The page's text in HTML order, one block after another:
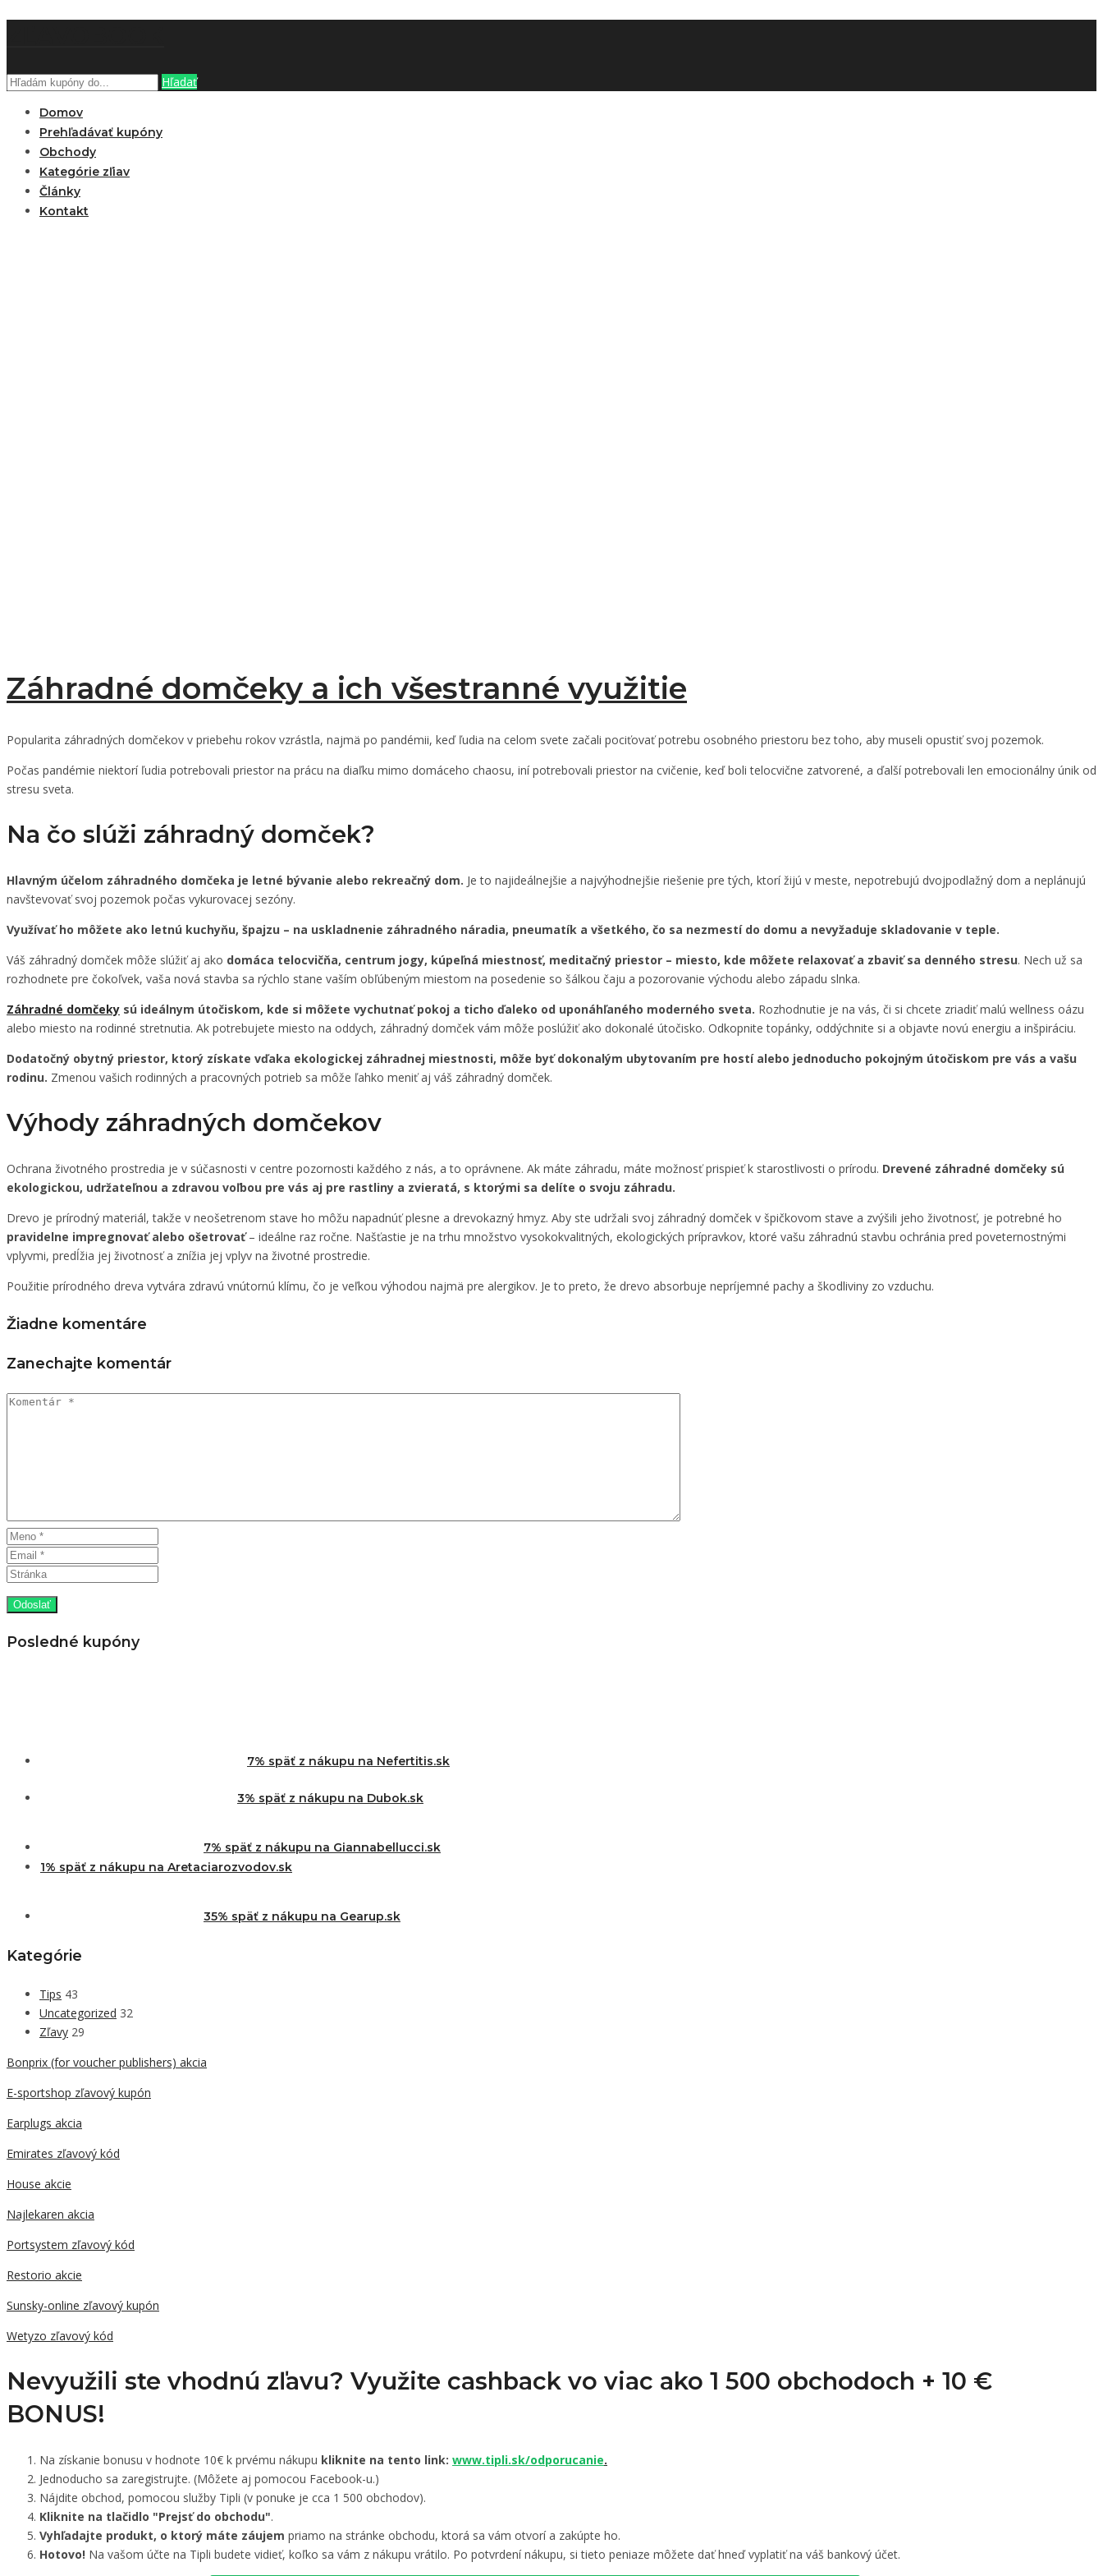
Hľadať
Domov
Prehľadávať kupóny
Obchody
Kategórie zľiav
Články
Kontakt
Záhradné domčeky a ich všestranné využitie
Popularita záhradných domčekov v priebehu rokov vzrástla, najmä po pandémii, keď ľudia na celom svete začali pociťovať potrebu osobného priestoru bez toho, aby museli opustiť svoj pozemok.
Počas pandémie niektorí ľudia potrebovali priestor na prácu na diaľku mimo domáceho chaosu, iní potrebovali priestor na cvičenie, keď boli telocvične zatvorené, a ďalší potrebovali len emocionálny únik od
stresu sveta.
Na čo slúži záhradný domček?
Hlavným účelom záhradného domčeka je letné bývanie alebo rekreačný dom. Je to najideálnejšie a najvýhodnejšie riešenie pre tých, ktorí žijú v meste, nepotrebujú dvojpodlažný dom a neplánujú
navštevovať svoj pozemok počas vykurovacej sezóny.
Využívať ho môžete ako letnú kuchyňu, špajzu – na uskladnenie záhradného náradia, pneumatík a všetkého, čo sa nezmestí do domu a nevyžaduje skladovanie v teple.
Váš záhradný domček môže slúžiť aj ako domáca telocvičňa, centrum jogy, kúpeľná miestnosť, meditačný priestor – miesto, kde môžete relaxovať a zbaviť sa denného stresu. Nech už sa
rozhodnete pre čokoľvek, vaša nová stavba sa rýchlo stane vaším obľúbeným miestom na posedenie so šálkou čaju a pozorovanie východu alebo západu slnka.
Záhradné domčeky sú ideálnym útočiskom, kde si môžete vychutnať pokoj a ticho ďaleko od uponáhľaného moderného sveta. Rozhodnutie je na vás, či si chcete zriadiť malú wellness oázu
alebo miesto na rodinné stretnutia. Ak potrebujete miesto na oddych, záhradný domček vám môže poslúžiť ako dokonalé útočisko. Odkopnite topánky, oddýchnite si a objavte novú energiu a inšpiráciu.
Dodatočný obytný priestor, ktorý získate vďaka ekologickej záhradnej miestnosti, môže byť dokonalým ubytovaním pre hostí alebo jednoducho pokojným útočiskom pre vás a vašu
rodinu. Zmenou vašich rodinných a pracovných potrieb sa môže ľahko meniť aj váš záhradný domček.
Výhody záhradných domčekov
Ochrana životného prostredia je v súčasnosti v centre pozornosti každého z nás, a to oprávnene. Ak máte záhradu, máte možnosť prispieť k starostlivosti o prírodu. Drevené záhradné domčeky sú
ekologickou, udržateľnou a zdravou voľbou pre vás aj pre rastliny a zvieratá, s ktorými sa delíte o svoju záhradu.
Drevo je prírodný materiál, takže v neošetrenom stave ho môžu napadnúť plesne a drevokazný hmyz. Aby ste udržali svoj záhradný domček v špičkovom stave a zvýšili jeho životnosť, je potrebné ho
pravidelne impregnovať alebo ošetrovať– ideálne raz ročne. Našťastie je na trhu množstvo vysokokvalitných, ekologických prípravkov, ktoré vašu záhradnú stavbu ochránia pred poveternostnými
vplyvmi, predĺžia jej životnosť a znížia jej vplyv na životné prostredie.
Použitie prírodného dreva vytvára zdravú vnútornú klímu, čo je veľkou výhodou najmä pre alergikov. Je to preto, že drevo absorbuje nepríjemné pachy a škodliviny zo vzduchu.
Žiadne komentáre
Zanechajte komentár
Posledné kupóny
7% späť z nákupu na Nefertitis.sk
3% späť z nákupu na Dubok.sk
7% späť z nákupu na Giannabellucci.sk
1% späť z nákupu na Aretaciarozvodov.sk
35% späť z nákupu na Gearup.sk
Kategórie
Tips 43
Uncategorized 32
Zľavy 29
Bonprix (for voucher publishers) akcia
E-sportshop zľavový kupón
Earplugs akcia
Emirates zľavový kód
House akcie
Najlekaren akcia
Portsystem zľavový kód
Restorio akcie
Sunsky-online zľavový kupón
Wetyzo zľavový kód
Nevyužili ste vhodnú zľavu? Využite cashback vo viac ako 1 500 obchodoch + 10 €
BONUS!
Na získanie bonusu v hodnote 10€ k prvému nákupu kliknite na tento link: www.tipli.sk/odporucanie.
Jednoducho sa zaregistrujte. (Môžete aj pomocou Facebook-u.)
Nájdite obchod, pomocou služby Tipli (v ponuke je cca 1 500 obchodov).
Kliknite na tlačidlo "Prejsť do obchodu".
Vyhľadajte produkt, o ktorý máte záujem priamo na stránke obchodu, ktorá sa vám otvorí a zakúpte ho.
Hotovo! Na vašom účte na Tipli budete vidieť, koľko sa vám z nákupu vrátilo. Po potvrdení nákupu, si tieto peniaze môžete dať hneď vyplatiť na váš bankový účet.